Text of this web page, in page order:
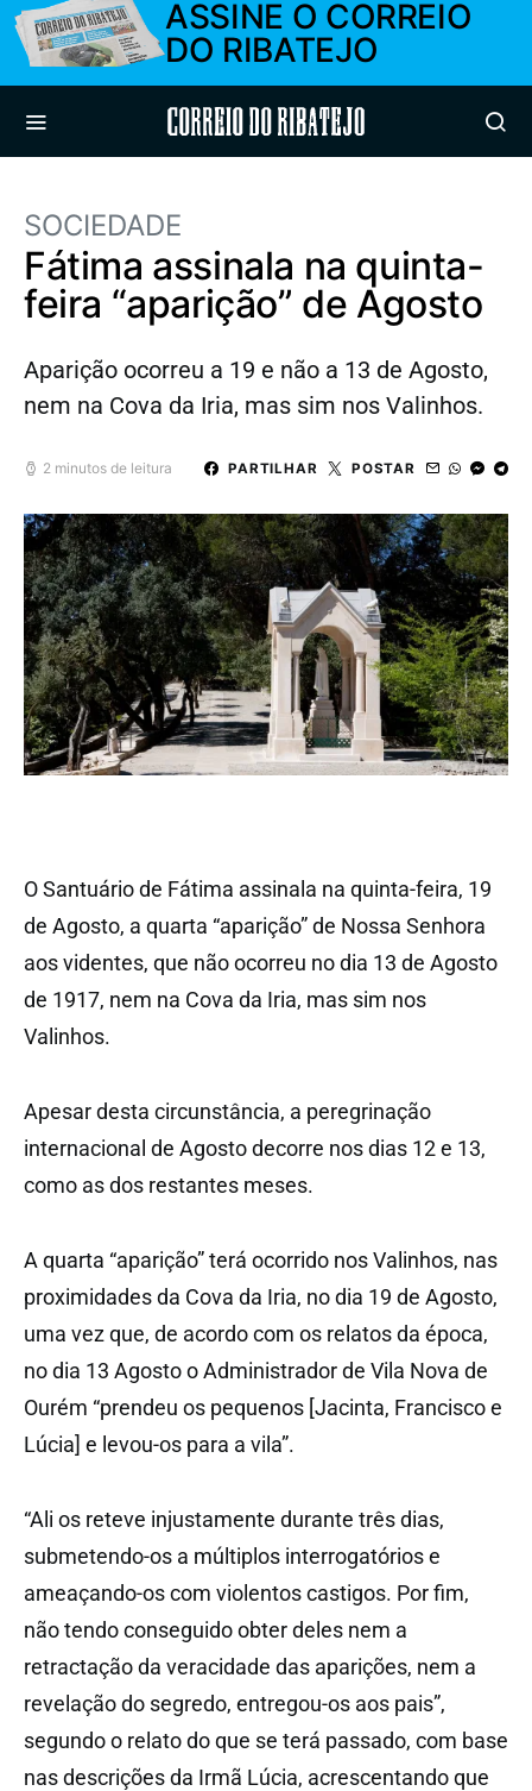
ASSINE O CORREIO
DO RIBATEJO
Correio do Ribatejo
SOCIEDADE
Fátima assinala na quinta-
feira “aparição” de Agosto
Aparição ocorreu a 19 e não a 13 de Agosto,
nem na Cova da Iria, mas sim nos Valinhos.
2 minutos de leitura PARTILHAR POSTAR
O Santuário de Fátima assinala na quinta-feira, 19
de Agosto, a quarta “aparição” de Nossa Senhora
aos videntes, que não ocorreu no dia 13 de Agosto
de 1917, nem na Cova da Iria, mas sim nos
Valinhos.
Apesar desta circunstância, a peregrinação
internacional de Agosto decorre nos dias 12 e 13,
como as dos restantes meses.
A quarta “aparição” terá ocorrido nos Valinhos, nas
proximidades da Cova da Iria, no dia 19 de Agosto,
uma vez que, de acordo com os relatos da época,
no dia 13 Agosto o Administrador de Vila Nova de
Ourém “prendeu os pequenos [Jacinta, Francisco e
Lúcia] e levou-os para a vila”.
“Ali os reteve injustamente durante três dias,
submetendo-os a múltiplos interrogatórios e
ameaçando-os com violentos castigos. Por fim,
não tendo conseguido obter deles nem a
retractação da veracidade das aparições, nem a
revelação do segredo, entregou-os aos pais”,
segundo o relato do que se terá passado, com base
nas descrições da Irmã Lúcia, acrescentando que